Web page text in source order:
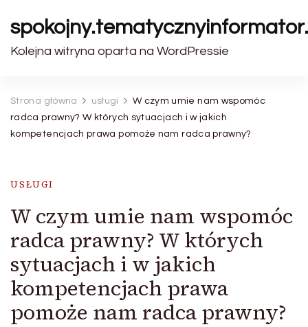
Kolejna witryna oparta na WordPressie
Strona główna usługi
W czym umie nam wspomóc
radca prawny? W których sytuacjach i w jakich
kompetencjach prawa pomoże nam radca prawny?
USŁUGI
W czym umie nam wspomóc
radca prawny? W których
sytuacjach i w jakich
kompetencjach prawa
pomoże nam radca prawny?